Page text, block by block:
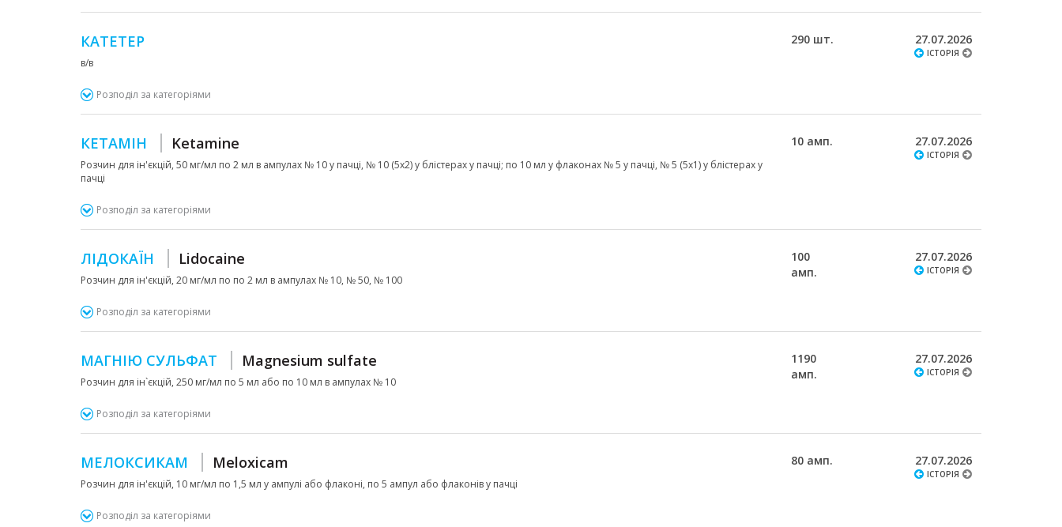
КАТЕТЕР
в/в
290 шт. 27.07.2026
ІСТОРІЯ
Розподіл за категоріями
КЕТАМІН Ketamine
Розчин для ін'єкцій, 50 мг/мл по 2 мл в ампулах № 10 у пачці, № 10 (5х2) у блістерах у пачці; по 10 мл у флаконах № 5 у пачці, № 5 (5х1) у блістерах у
пачці
10 амп. 27.07.2026
ІСТОРІЯ
Розподіл за категоріями
ЛІДОКАЇН Lidocaine
Розчин для ін'єкцій, 20 мг/мл по по 2 мл в ампулах № 10, № 50, № 100
100
амп.
27.07.2026
ІСТОРІЯ
Розподіл за категоріями
МАГНІЮ СУЛЬФАТ Magnesium sulfate
Розчин для ін`єкцій, 250 мг/мл по 5 мл або по 10 мл в ампулах № 10
1190
амп.
27.07.2026
ІСТОРІЯ
Розподіл за категоріями
МЕЛОКСИКАМ Meloxicam
Розчин для ін'єкцій, 10 мг/мл по 1,5 мл у ампулі або флаконі, по 5 ампул або флаконів у пачці
80 амп. 27.07.2026
ІСТОРІЯ
Розподіл за категоріями